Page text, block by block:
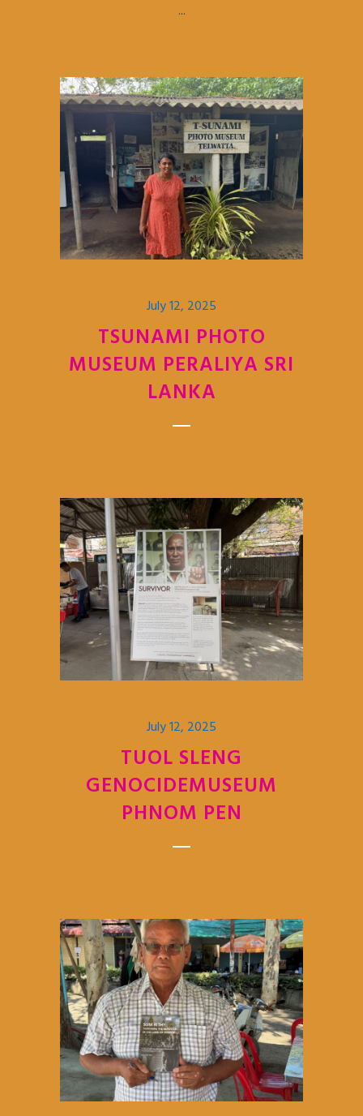
...
July 12, 2025
TSUNAMI PHOTO
MUSEUM PERALIYA SRI
LANKA
July 12, 2025
TUOL SLENG
GENOCIDEMUSEUM
PHNOM PEN